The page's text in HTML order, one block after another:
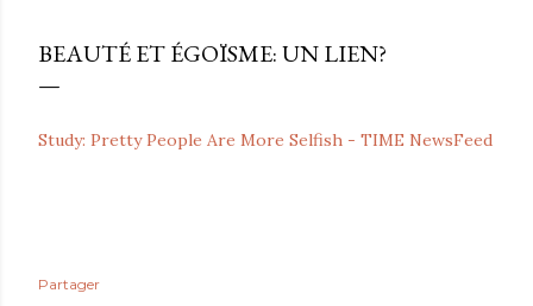
BEAUTÉ ET ÉGOÏSME: UN LIEN?
Study: Pretty People Are More Selfish - TIME NewsFeed
Partager